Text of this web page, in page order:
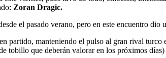
Zoran Dragic.
el pasado verano, pero en este encuentro dio
partido, manteniendo el pulso al gran rival
tobillo que deberán valorar en los próximos